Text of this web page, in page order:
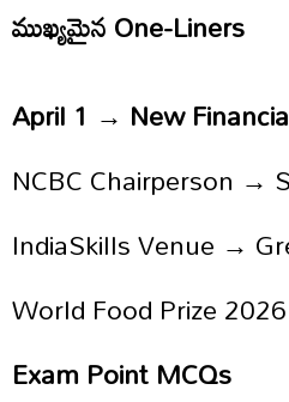
ముఖ్యమైన One-Liners
April 1 → New
NCBC Chairperson →
IndiaSkills Venue →
World Food Prize
Exam Point MCQs